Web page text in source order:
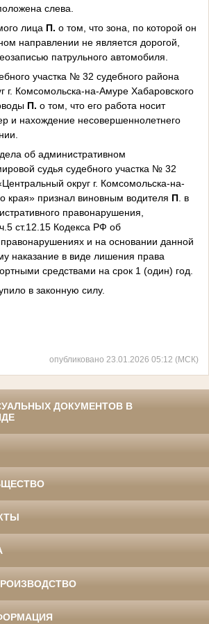
слева.
лица П. о том, что зона, по которой он
направлении не является дорогой,
патрульного автомобиля.
участка № 32 судебного района
г. Комсомольска-на-Амуре Хабаровского
П. о том, что его работа носит
и нахождение несовершеннолетнего
об административном
судья судебного участка № 32
округ г. Комсомольска-на-
края» признал виновным водителя П. в
правонарушения,
ст.12.15 Кодекса РФ об
и на основании данной
наказание в виде лишения права
средствами на срок 1 (один) год.
в законную силу.
опубликовано 23.01.2026 05:12 (МСК)
ДОКУМЕНТОВ В